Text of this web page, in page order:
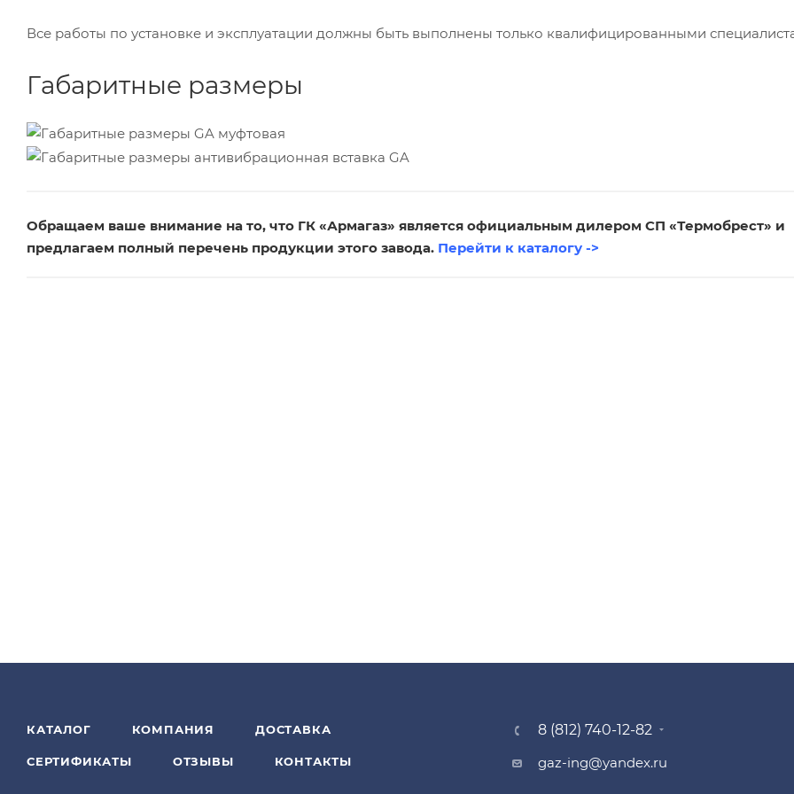
Все работы по установке и эксплуатации должны быть выполнены только квалифицированными
Габаритные размеры
Обращаем ваше внимание на то, что ГК «Армагаз» является официальным дилером СП «Термобрест» и
предлагаем полный перечень продукции этого завода. Перейти к каталогу ->
КАТАЛОГ КОМПАНИЯ ДОСТАВКА
СЕРТИФИКАТЫ ОТЗЫВЫ КОНТАКТЫ
8 (812) 740-12-82
gaz-ing@yandex.ru